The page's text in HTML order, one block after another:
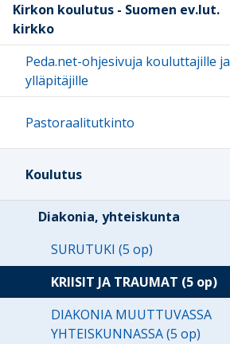
Kirkon koulutus - Suomen ev.lut.
kirkko
Peda.net-ohjesivuja kouluttajille ja
ylläpitäjille
Pastoraalitutkinto
Koulutus
Diakonia, yhteiskunta
SURUTUKI (5 op)
KRIISIT JA TRAUMAT (5 op)
DIAKONIA MUUTTUVASSA
YHTEISKUNNASSA (5 op)